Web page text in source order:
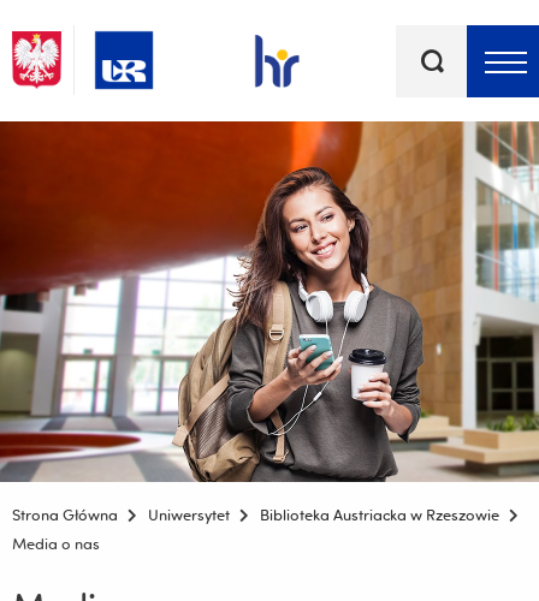
kluczowe
Strona Główna Uniwersytet
Biblioteka Austriacka w Rzeszowie
Media o nas